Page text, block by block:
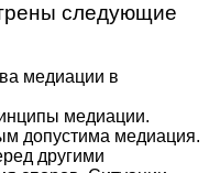
следующие
медиации в
медиации.
допустима медиация.
другими